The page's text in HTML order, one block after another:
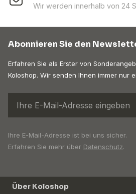
Wir werden innerhalb von 24
Abonnieren Sie den
Erfahren Sie als Erster von
Koloshop. Wir senden Ihnen immer nur
Ihre E-Mail-Adresse ist bei uns sicher.
Erfahren Sie mehr über Datenschutz.
Über Koloshop